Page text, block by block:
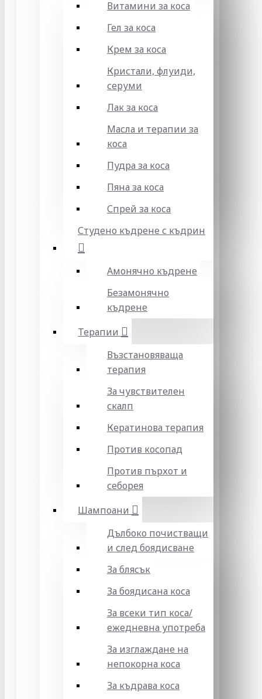
Витамини за коса
Гел за коса
Крем за коса
Кристали, флуиди,
серуми
Лак за коса
Масла и терапии за
коса
Пудра за коса
Пяна за коса
Спрей за коса
Студено къдрене с къдрин
Амонячно къдрене
Безамонячно
къдрене
Терапии
Възстановяваща
терапия
За чувствителен
скалп
Кератинова терапия
Против косопад
Против пърхот и
себорея
Шампоани
Дълбоко почистващи
и след боядисване
За блясък
За боядисана коса
За всеки тип коса/
ежедневна употреба
За изглаждане на
непокорна коса
За къдрава коса